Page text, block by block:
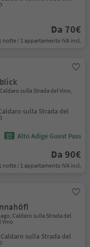
Da 70€
notte / 1 appartamento IVA incl.
sulla Strada del Vino,
sulla Strada del
Alto Adige Guest Pass
Da 90€
notte / 1 appartamento IVA incl.
Caldaro sulla Strada del
Vino
sulla Strada del